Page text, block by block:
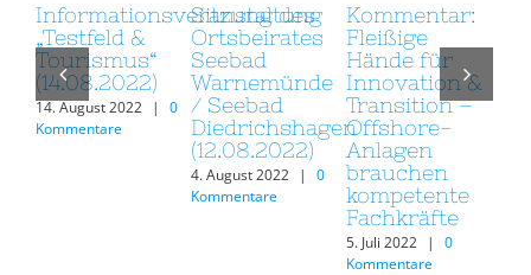
&
2022 | 0
Sitzung des
Ortsbeirates
Seebad
Warnemünde
/ Seebad
Diedrichshagen
(12.08.2022)
4. August 2022 | 0
Kommentare
Kommentar:
Fleißige
Hände für
Innovation &
Transition –
Offshore-
Anlagen
brauchen
kompetente
Fachkräfte
5. Juli 2022 | 0
Kommentare
für die
–
morgen
21.
|